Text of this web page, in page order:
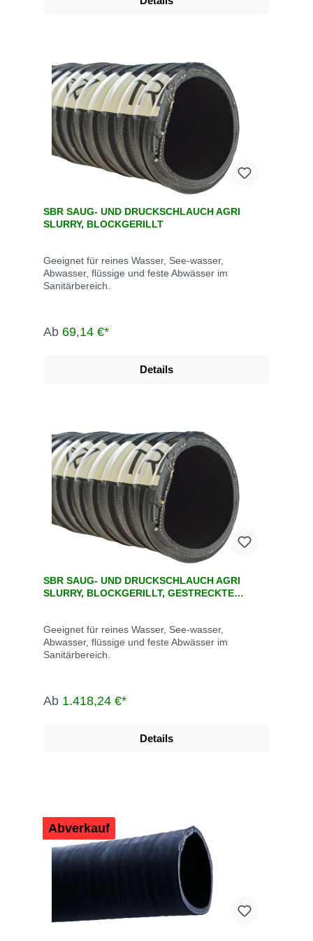
SBR SAUG- UND DRUCKSCHLAUCH AGRI
SLURRY, BLOCKGERILLT
Geeignet für reines Wasser, See-wasser,
Abwasser, flüssige und feste Abwässer im
Sanitärbereich.
Ab 69,14 €*
Details
SBR SAUG- UND DRUCKSCHLAUCH AGRI
SLURRY, BLOCKGERILLT, GESTRECKTE
Geeignet für reines Wasser, See-wasser,
Abwasser, flüssige und feste Abwässer im
Sanitärbereich.
Ab 1.418,24 €*
Details
Abverkauf